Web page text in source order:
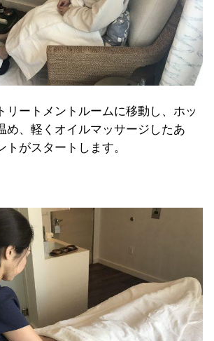
リートメントルームに移動し、ホッ
め、軽くオイルマッサージしたあ
トがスタートします。